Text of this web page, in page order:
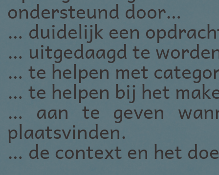
ondersteund door…
… duidelijk een
… uitgedaagd te
… te helpen met
… te helpen bij het
… aan te geven
plaatsvinden.
… de context en het